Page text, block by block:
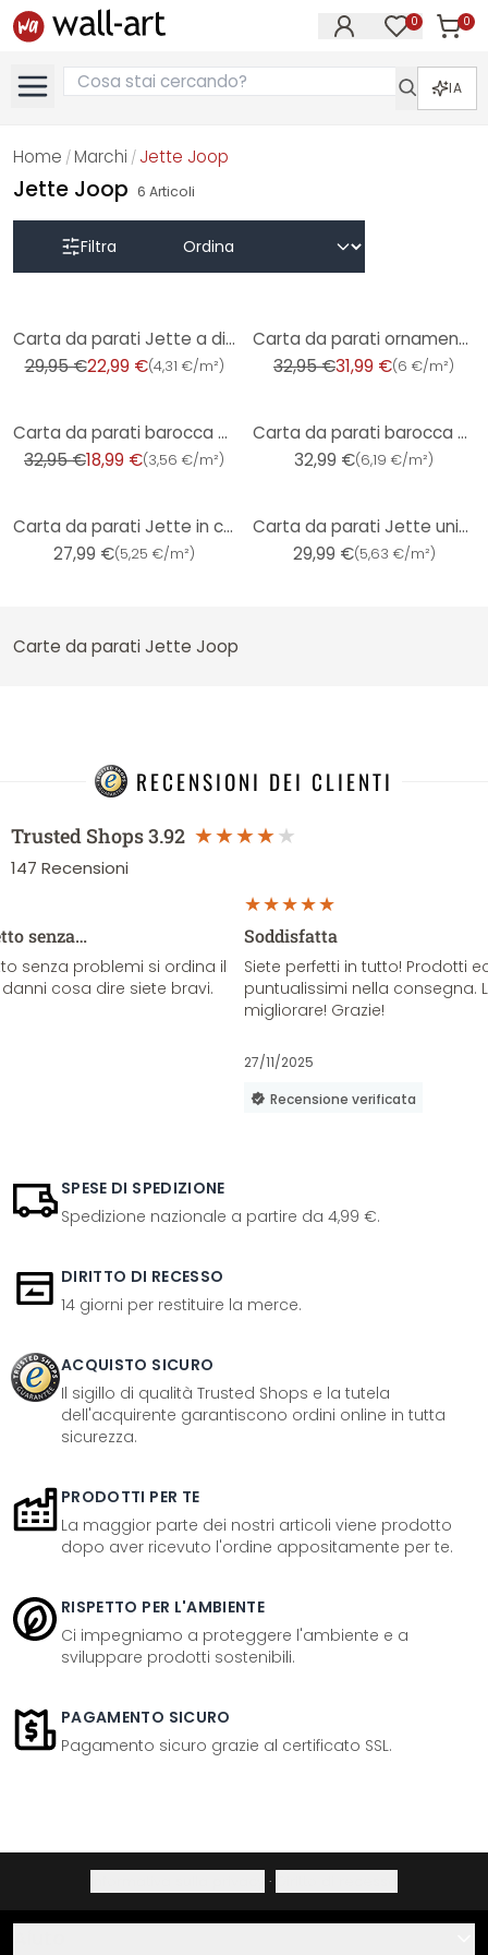
0 0
IA
Home / Marchi / Jette Joop
Jette Joop 6 Articoli
Filtra
Carta da parati Jette a disegni floreali in verde argento e bianco in struttura opaca e leggera
29,95 €22,99 €(4,31 €/m²)
Carta da parati ornamentale in tessuto non tessuto beige e crema Jette in stile barocco classico
32,95 €31,99 €(6 €/m²)
Carta da parati barocca Jette in crema e grigio con ornamenti e base in tessuto non tessuto classico
32,95 €18,99 €(3,56 €/m²)
Carta da parati barocca Jette in tessuto non tessuto grigio e bianco con ornamenti in argento
32,99 €(6,19 €/m²)
Carta da parati Jette in crema a tinta unita con texture opaca e chiara
27,99 €(5,25 €/m²)
Carta da parati Jette unitaria in tessuto non tessuto color crema senza bordi Carta da parati sempli
29,99 €(5,63 €/m²)
Carte da parati Jette Joop
RECENSIONI DEI CLIENTI
Trusted Shops3.92
147 Recensioni
senza…
senza problemi si ordina il
cosa dire siete bravi.
Soddisfatta
Siete perfetti in tutto! Prodotti
puntualissimi nella consegna.
migliorare! Grazie!
27/11/2025
Recensione verificata
SPESE DI SPEDIZIONE
Spedizione nazionale a partire da 4,99 €.
DIRITTO DI RECESSO
14 giorni per restituire la merce.
ACQUISTO SICURO
Il sigillo di qualità Trusted Shops e la tutela
dell'acquirente garantiscono ordini online in tutta
sicurezza.
PRODOTTI PER TE
La maggior parte dei nostri articoli viene prodotto
dopo aver ricevuto l'ordine appositamente per te.
RISPETTO PER L'AMBIENTE
Ci impegniamo a proteggere l'ambiente e a
sviluppare prodotti sostenibili.
PAGAMENTO SICURO
Pagamento sicuro grazie al certificato SSL.
·